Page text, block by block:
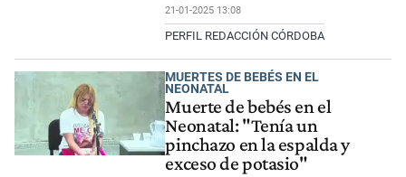
21-01-2025 13:08
PERFIL REDACCIÓN CÓRDOBA
MUERTES DE BEBÉS EN EL
NEONATAL
Muerte de bebés en el
Neonatal: "Tenía un
pinchazo en la espalda y
exceso de potasio"